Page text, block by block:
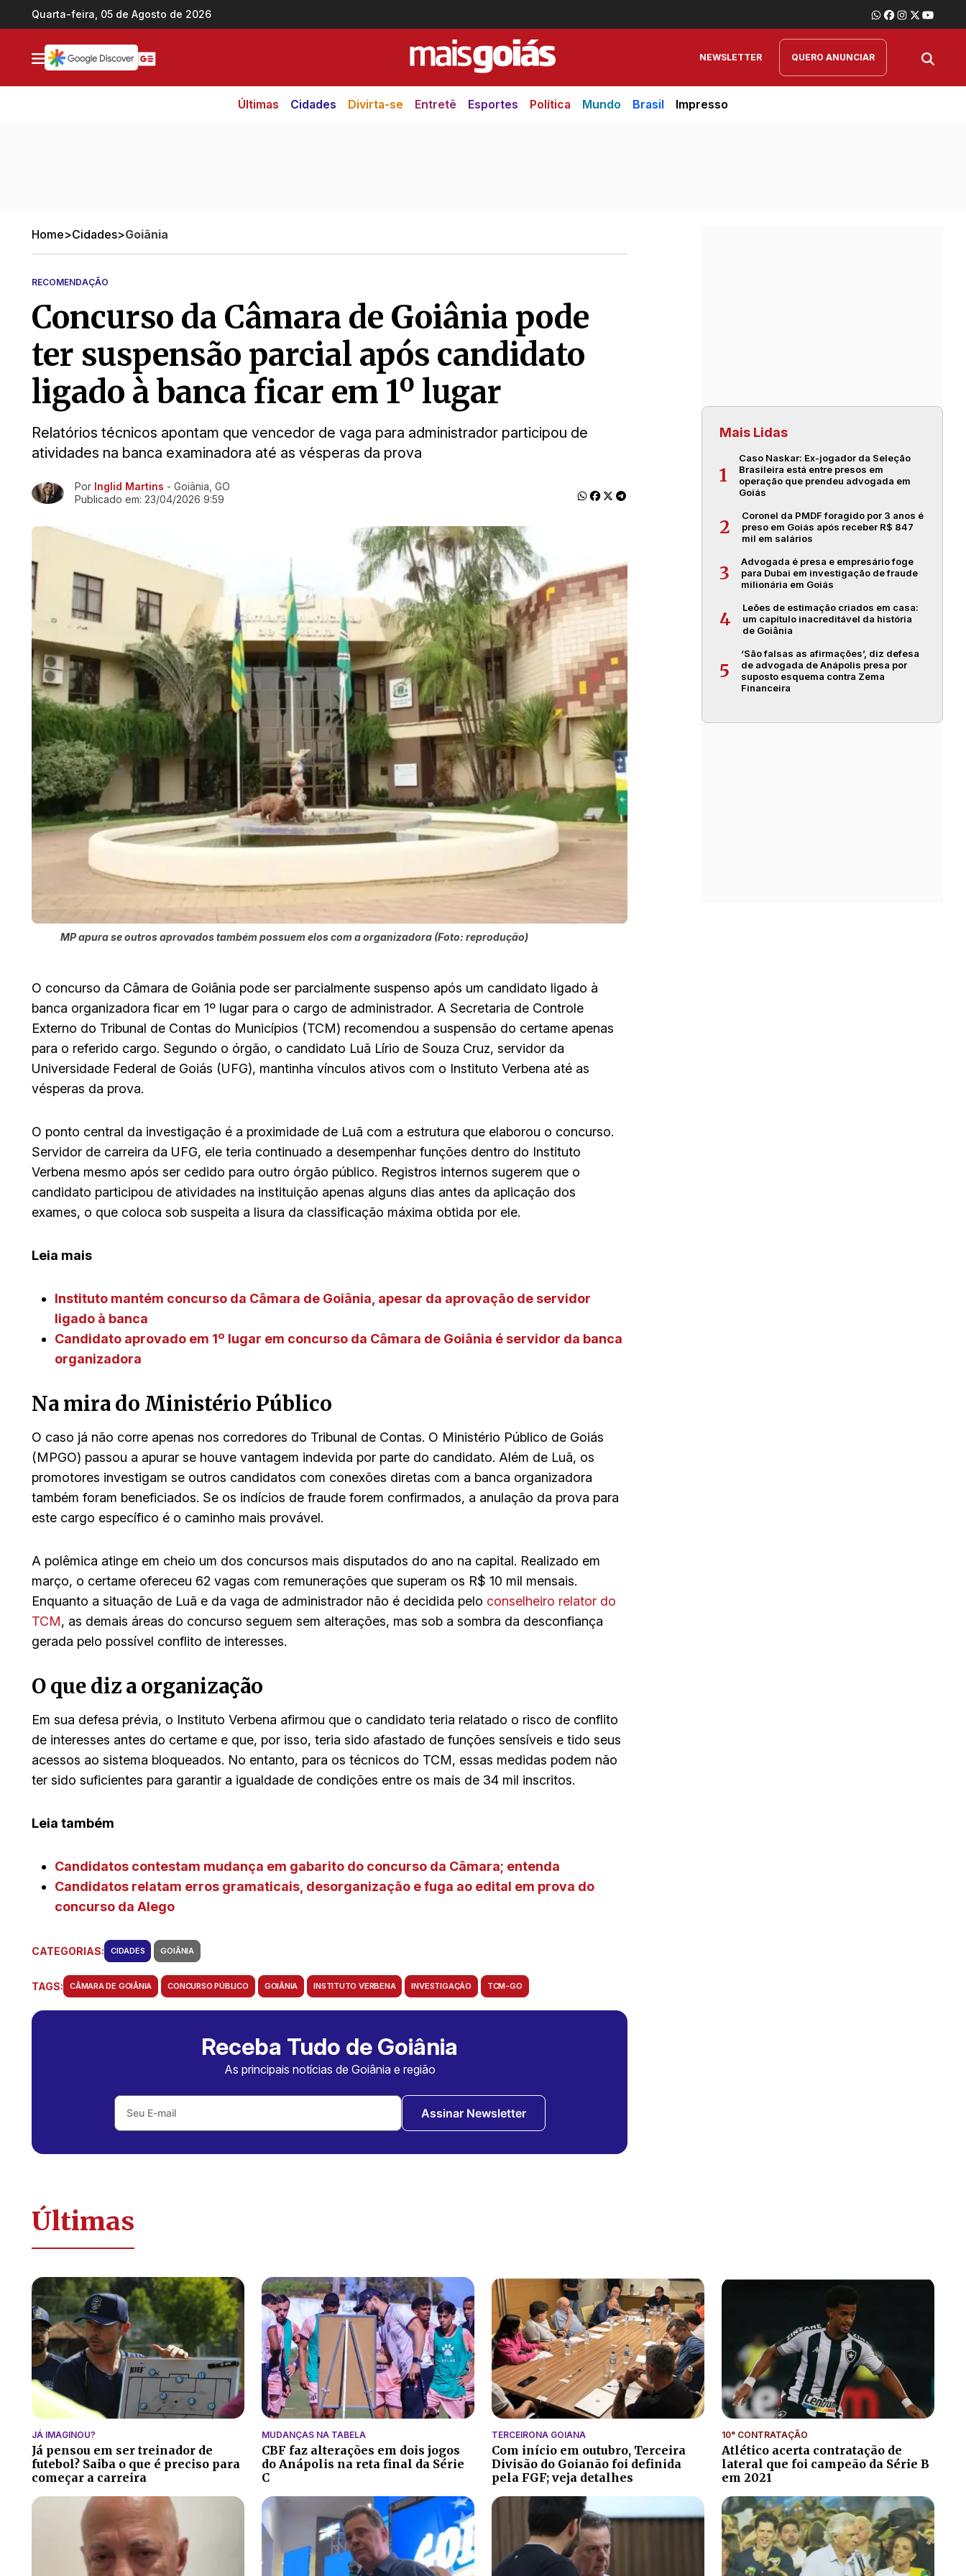
Ir direto pro conteúdo
Quarta-feira, 05 de Agosto de 2026
NEWSLETTER QUERO ANUNCIAR
Últimas Cidades Divirta-se Entretê Esportes Política Mundo Brasil Impresso
Home>Cidades>Goiânia
RECOMENDAÇÃO
Concurso da Câmara de Goiânia pode
ter suspensão parcial após candidato
ligado à banca ficar em 1º lugar
Relatórios técnicos apontam que vencedor de vaga para administrador participou de
atividades na banca examinadora até as vésperas da prova
Ir direto pra matéria
Por Inglid Martins - Goiânia, GO
Publicado em: 23/04/2026 9:59
MP apura se outros aprovados também possuem elos com a organizadora (Foto: reprodução)
O concurso da Câmara de Goiânia pode ser parcialmente suspenso após um candidato ligado à
banca organizadora ficar em 1º lugar para o cargo de administrador. A Secretaria de Controle
Externo do Tribunal de Contas do Municípios (TCM) recomendou a suspensão do certame apenas
para o referido cargo. Segundo o órgão, o candidato Luã Lírio de Souza Cruz, servidor da
Universidade Federal de Goiás (UFG), mantinha vínculos ativos com o Instituto Verbena até as
vésperas da prova.
O ponto central da investigação é a proximidade de Luã com a estrutura que elaborou o concurso.
Servidor de carreira da UFG, ele teria continuado a desempenhar funções dentro do Instituto
Verbena mesmo após ser cedido para outro órgão público. Registros internos sugerem que o
candidato participou de atividades na instituição apenas alguns dias antes da aplicação dos
exames, o que coloca sob suspeita a lisura da classificação máxima obtida por ele.
Leia mais
Instituto mantém concurso da Câmara de Goiânia, apesar da aprovação de servidor
ligado à banca
Candidato aprovado em 1º lugar em concurso da Câmara de Goiânia é servidor da banca
organizadora
Na mira do Ministério Público
O caso já não corre apenas nos corredores do Tribunal de Contas. O Ministério Público de Goiás
(MPGO) passou a apurar se houve vantagem indevida por parte do candidato. Além de Luã, os
promotores investigam se outros candidatos com conexões diretas com a banca organizadora
também foram beneficiados. Se os indícios de fraude forem confirmados, a anulação da prova para
este cargo específico é o caminho mais provável.
A polêmica atinge em cheio um dos concursos mais disputados do ano na capital. Realizado em
março, o certame ofereceu 62 vagas com remunerações que superam os R$ 10 mil mensais.
Enquanto a situação de Luã e da vaga de administrador não é decidida pelo conselheiro relator do
TCM, as demais áreas do concurso seguem sem alterações, mas sob a sombra da desconfiança
gerada pelo possível conflito de interesses.
O que diz a organização
Em sua defesa prévia, o Instituto Verbena afirmou que o candidato teria relatado o risco de conflito
de interesses antes do certame e que, por isso, teria sido afastado de funções sensíveis e tido seus
acessos ao sistema bloqueados. No entanto, para os técnicos do TCM, essas medidas podem não
ter sido suficientes para garantir a igualdade de condições entre os mais de 34 mil inscritos.
Leia também
Candidatos contestam mudança em gabarito do concurso da Câmara; entenda
Candidatos relatam erros gramaticais, desorganização e fuga ao edital em prova do
concurso da Alego
CATEGORIAS: CIDADES GOIÂNIA
TAGS: CÂMARA DE GOIÂNIA CONCURSO PÚBLICO GOIÂNIA INSTITUTO VERBENA INVESTIGAÇÃO TCM-GO
Receba Tudo de Goiânia
As principais notícias de Goiânia e região
Assinar Newsletter
Mais Lidas
1
Caso Naskar: Ex-jogador da Seleção
Brasileira está entre presos em
operação que prendeu advogada em
Goiás
2
Coronel da PMDF foragido por 3 anos é
preso em Goiás após receber R$ 847
mil em salários
3
Advogada é presa e empresário foge
para Dubai em investigação de fraude
milionária em Goiás
4
Leões de estimação criados em casa:
um capítulo inacreditável da história
de Goiânia
5
‘São falsas as afirmações’, diz defesa
de advogada de Anápolis presa por
suposto esquema contra Zema
Financeira
Últimas
JÁ IMAGINOU?
Já pensou em ser treinador de
futebol? Saiba o que é preciso para
começar a carreira
MUDANÇAS NA TABELA
CBF faz alterações em dois jogos
do Anápolis na reta final da Série
C
TERCEIRONA GOIANA
Com início em outubro, Terceira
Divisão do Goianão foi definida
pela FGF; veja detalhes
10° CONTRATAÇÃO
Atlético acerta contratação de
lateral que foi campeão da Série B
em 2021